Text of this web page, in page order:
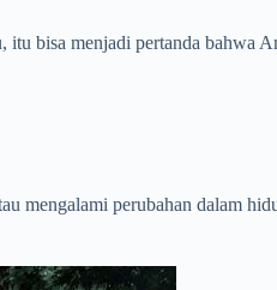
bisa menjadi pertanda bahwa
mengalami perubahan dalam